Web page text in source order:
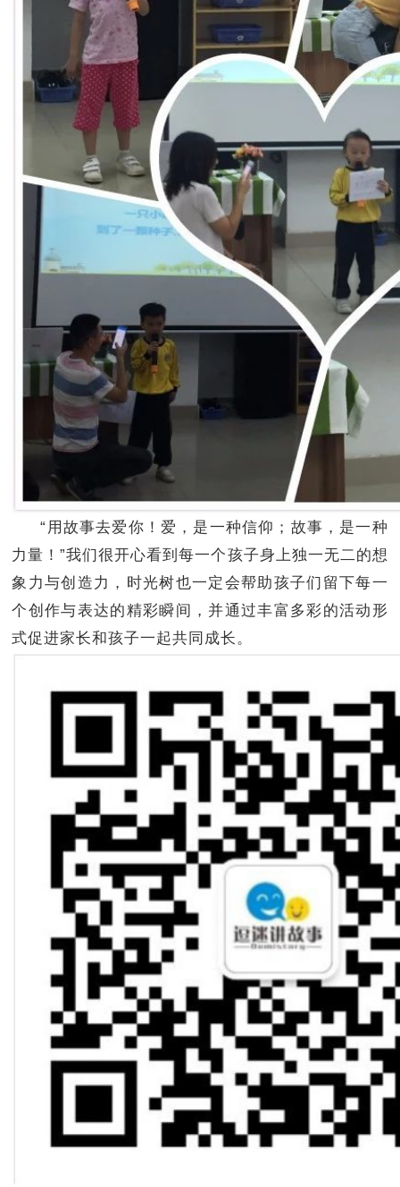
“用故事去爱你！爱，是一种信仰；故事，是一种
力量！”我们很开心看到每一个孩子身上独一无二的想
象力与创造力，时光树也一定会帮助孩子们留下每一
个创作与表达的精彩瞬间，并通过丰富多彩的活动形
式促进家长和孩子一起共同成长。